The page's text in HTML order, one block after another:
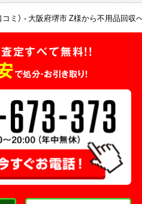
ミ） 大阪府堺市 Z様から不用品回収
査定すべて無料!!
で処分・お引き取り！